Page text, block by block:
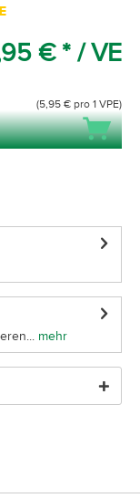
€ * / VE
(5,95 € pro 1 VPE)
mehr